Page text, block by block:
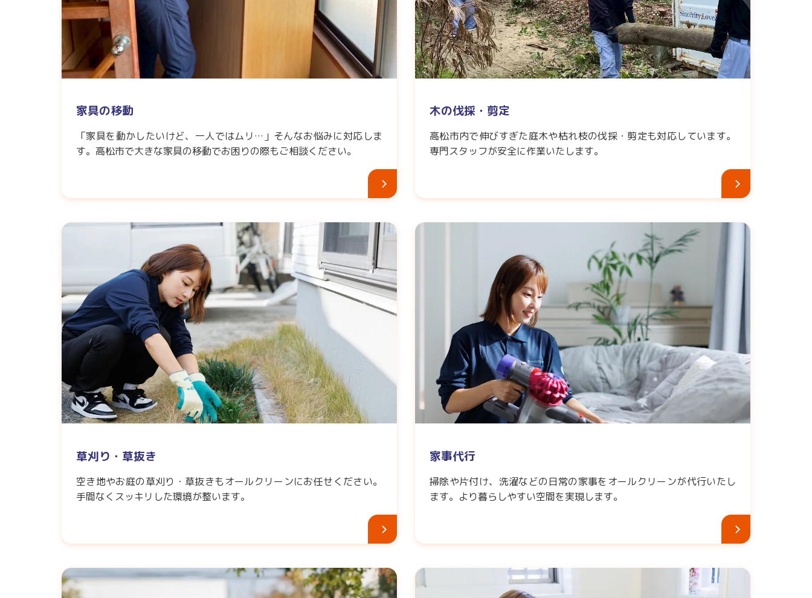
家具の移動
「家具を動かしたいけど、一人ではムリ…」そんなお悩みに対応しま
す。高松市で大きな家具の移動でお困りの際もご相談ください。
木の伐採・剪定
高松市内で伸びすぎた庭木や枯れ枝の伐採・剪定も対応しています。
専門スタッフが安全に作業いたします。
草刈り・草抜き
空き地やお庭の草刈り・草抜きもオールクリーンにお任せください。
手間なくスッキリした環境が整います。
家事代行
掃除や片付け、洗濯などの日常の家事をオールクリーンが代行いたし
ます。より暮らしやすい空間を実現します。